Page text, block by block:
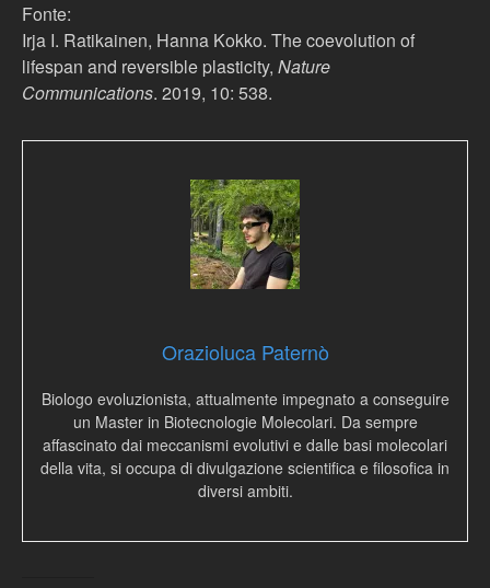
Fonte:
Irja I. Ratikainen, Hanna Kokko. The coevolution of
lifespan and reversible plasticity, Nature
Communications. 2019, 10: 538.
Orazioluca Paternò
Biologo evoluzionista, attualmente impegnato a conseguire
un Master in Biotecnologie Molecolari. Da sempre
affascinato dai meccanismi evolutivi e dalle basi molecolari
della vita, si occupa di divulgazione scientifica e filosofica in
diversi ambiti.